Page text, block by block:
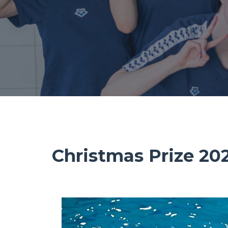
Christmas Prize